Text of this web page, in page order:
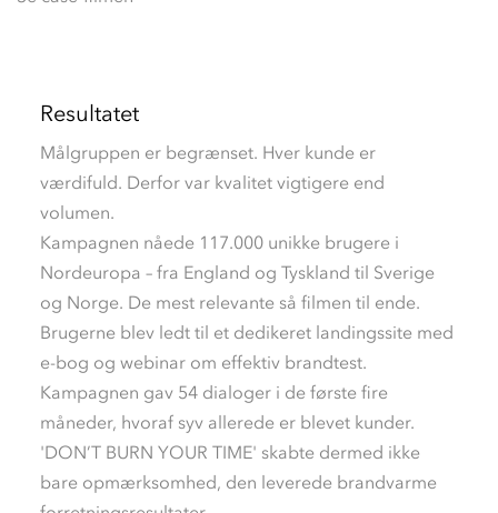
Resultatet
Målgruppen er begrænset. Hver kunde er
værdifuld. Derfor var kvalitet vigtigere end
volumen.
Kampagnen nåede 117.000 unikke brugere i
Nordeuropa – fra England og Tyskland til Sverige
og Norge. De mest relevante så filmen til ende.
Brugerne blev ledt til et dedikeret landingssite med
e-bog og webinar om effektiv brandtest.
Kampagnen gav 54 dialoger i de første fire
måneder, hvoraf syv allerede er blevet kunder.
'DON’T BURN YOUR TIME' skabte dermed ikke
bare opmærksomhed, den leverede brandvarme